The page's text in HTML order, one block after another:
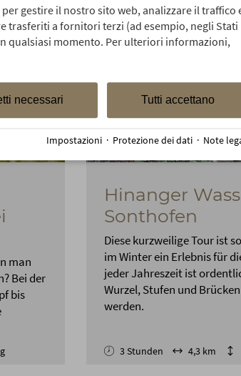
man
Bei der
bis
Hinanger
Sonthofen
Diese kurzweilige Tour ist
im Winter ein Erlebnis für
jeder Jahreszeit ist
Wurzel, Stufen und
werden.
3 Stunden 4,3 km
gestire il nostro sito web, analizzare il traffico
trasferiti a fornitori terzi (ad esempio, negli Stati
qualsiasi momento. Per ulteriori informazioni,
Tutti accettano
necessari
Impostazioni · Protezione dei dati · Note